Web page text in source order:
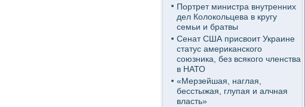
Портрет министра внутренних
дел Колокольцева в кругу
семьи и братвы
Сенат США присвоит Украине
статус американского
союзника, без всякого членства
в НАТО
«Мерзейшая, наглая,
бесстыжая, глупая и алчная
власть»